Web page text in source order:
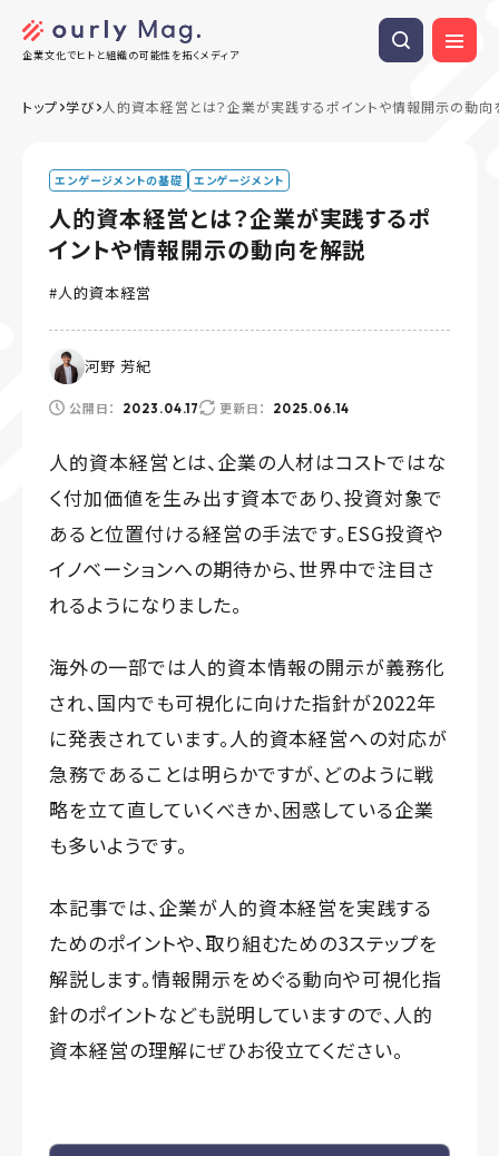
企業文化でヒトと組織の可能性を拓くメディア
トップ 学び 人的資本経営とは？企業が実践するポイントや情報開示の動向
エンゲージメントの基礎 エンゲージメント
人的資本経営とは？企業が実践するポ
イントや情報開示の動向を解説
人的資本経営
河野 芳紀
公開日： 2023.04.17 更新日： 2025.06.14
人的資本経営とは、企業の人材はコストではな
く付加価値を生み出す資本であり、投資対象で
あると位置付ける経営の手法です。ESG投資や
イノベーションへの期待から、世界中で注目さ
れるようになりました。
海外の一部では人的資本情報の開示が義務化
され、国内でも可視化に向けた指針が2022年
に発表されています。人的資本経営への対応が
急務であることは明らかですが、どのように戦
略を立て直していくべきか、困惑している企業
も多いようです。
本記事では、企業が人的資本経営を実践する
ためのポイントや、取り組むための3ステップを
解説します。情報開示をめぐる動向や可視化指
針のポイントなども説明していますので、人的
資本経営の理解にぜひお役立てください。